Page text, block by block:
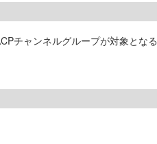
チャンネルグループが対象となる